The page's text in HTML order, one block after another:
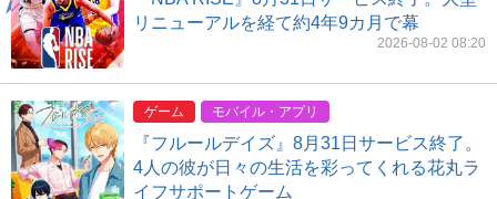
リニューアルを経て約4年9カ月で幕
2026-08-02 08:20
ゲーム モバイル・アプリ
『フルールデイズ』8月31日サービス終了。
4人の彼が日々の生活を彩ってくれる花丸ラ
イフサポートゲーム